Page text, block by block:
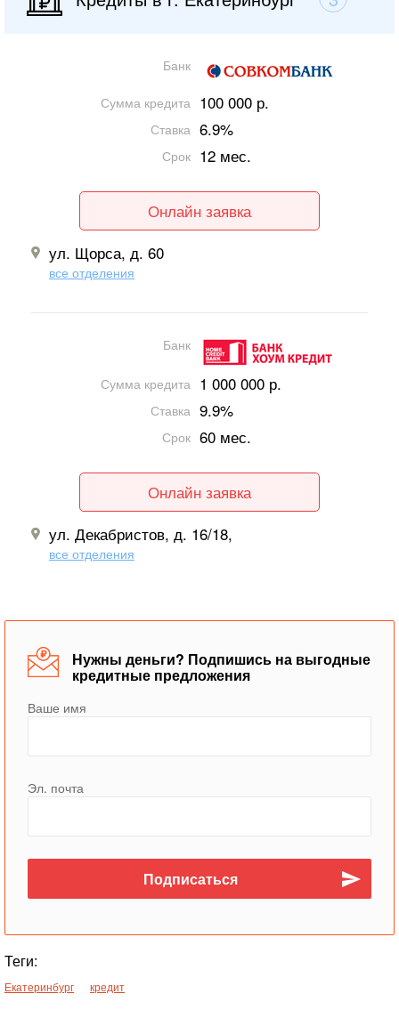
Банк
Сумма кредита 100 000 р.
Ставка 6.9%
Срок 12 мес.
Онлайн заявка
ул. Щорса, д. 60
все отделения
Банк
Сумма кредита 1 000 000 р.
Ставка 9.9%
Срок 60 мес.
Онлайн заявка
ул. Декабристов, д. 16/18,
все отделения
Нужны деньги? Подпишись на выгодные
кредитные предложения
Ваше имя
Эл. почта
Теги:
Екатеринбург кредит